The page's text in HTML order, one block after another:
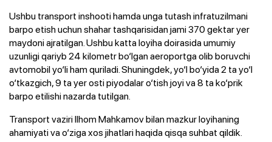
Ushbu transport inshooti hamda unga tutash infratuzilmani
barpo etish uchun shahar tashqarisidan jami 370 gektar yer
maydoni ajratilgan. Ushbu katta loyiha doirasida umumiy
uzunligi qariyb 24 kilometr bo‘lgan aeroportga olib boruvchi
avtomobil yo‘li ham quriladi. Shuningdek, yo‘l bo‘yida 2 ta yo‘l
o‘tkazgich, 9 ta yer osti piyodalar o‘tish joyi va 8 ta ko‘prik
barpo etilishi nazarda tutilgan.
Transport vaziri Ilhom Mahkamov bilan mazkur loyihaning
ahamiyati va o‘ziga xos jihatlari haqida qisqa suhbat qildik.